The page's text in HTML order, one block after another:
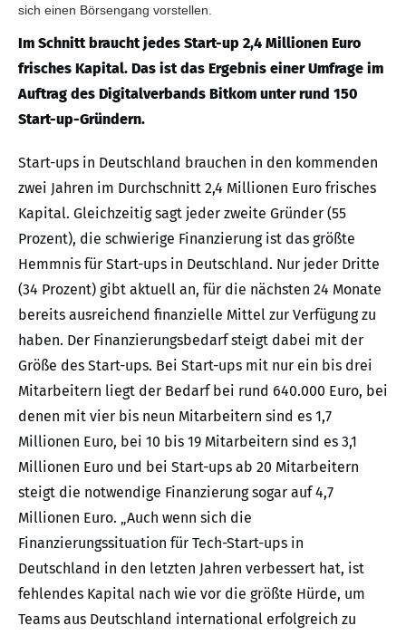
sich einen Börsengang vorstellen.
Im Schnitt braucht jedes Start-up 2,4 Millionen Euro
frisches Kapital. Das ist das Ergebnis einer Umfrage im
Auftrag des Digitalverbands Bitkom unter rund 150
Start-up-Gründern.
Start-ups in Deutschland brauchen in den kommenden
zwei Jahren im Durchschnitt 2,4 Millionen Euro frisches
Kapital. Gleichzeitig sagt jeder zweite Gründer (55
Prozent), die schwierige Finanzierung ist das größte
Hemmnis für Start-ups in Deutschland. Nur jeder Dritte
(34 Prozent) gibt aktuell an, für die nächsten 24 Monate
bereits ausreichend finanzielle Mittel zur Verfügung zu
haben. Der Finanzierungsbedarf steigt dabei mit der
Größe des Start-ups. Bei Start-ups mit nur ein bis drei
Mitarbeitern liegt der Bedarf bei rund 640.000 Euro, bei
denen mit vier bis neun Mitarbeitern sind es 1,7
Millionen Euro, bei 10 bis 19 Mitarbeitern sind es 3,1
Millionen Euro und bei Start-ups ab 20 Mitarbeitern
steigt die notwendige Finanzierung sogar auf 4,7
Millionen Euro. „Auch wenn sich die
Finanzierungssituation für Tech-Start-ups in
Deutschland in den letzten Jahren verbessert hat, ist
fehlendes Kapital nach wie vor die größte Hürde, um
Teams aus Deutschland international erfolgreich zu